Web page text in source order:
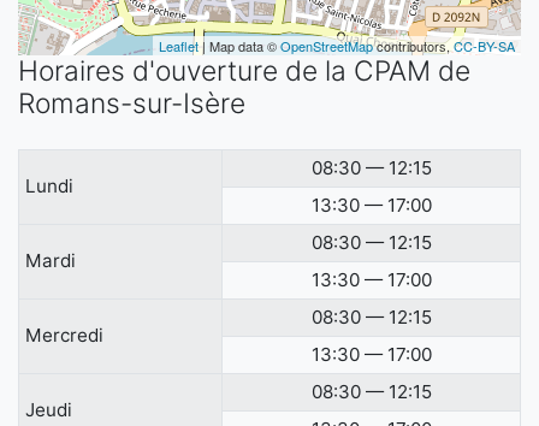
Leaflet| Map data ©OpenStreetMapcontributors,CC-BY-SA
Horaires d'ouverture de la CPAM de
Romans-sur-Isère
Lundi
08:30 — 12:15
13:30 — 17:00
Mardi
08:30 — 12:15
13:30 — 17:00
Mercredi
08:30 — 12:15
13:30 — 17:00
Jeudi
08:30 — 12:15